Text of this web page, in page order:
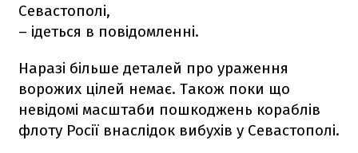
Севастополі,
– ідеться в повідомленні.
Наразі більше деталей про ураження
ворожих цілей немає. Також поки що
невідомі масштаби пошкоджень кораблів
флоту Росії внаслідок вибухів у Севастополі.